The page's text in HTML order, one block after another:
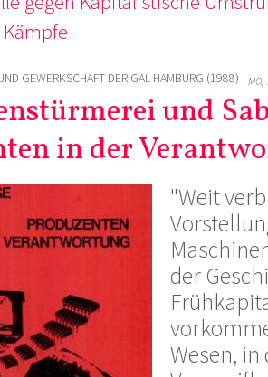
GEWERKSCHAFT DER GAL HAMBURG (1988)
und
in der
"Weit
der
Wesen, in